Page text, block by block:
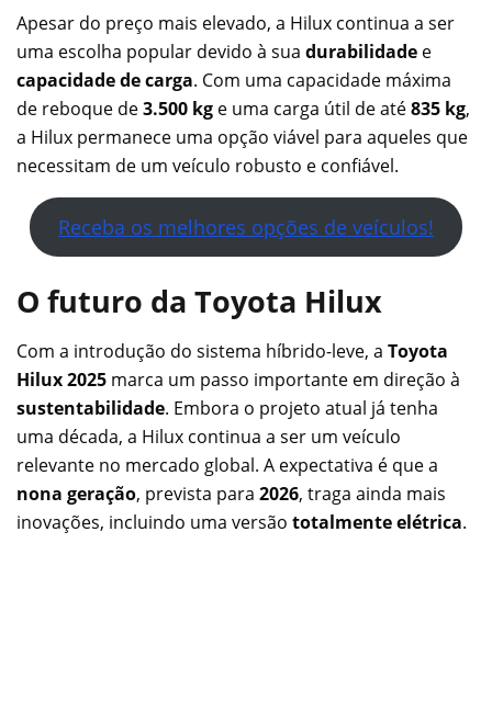
Apesar do preço mais elevado, a Hilux continua a ser
uma escolha popular devido à sua durabilidade e
capacidade de carga. Com uma capacidade máxima
de reboque de3.500 kg e uma carga útil de até835 kg,
a Hilux permanece uma opção viável para aqueles que
necessitam de um veículo robusto e confiável.
Receba os melhores opções de veículos!
O futuro da Toyota Hilux
Com a introdução do sistema híbrido-leve, a Toyota
Hilux 2025 marca um passo importante em direção à
sustentabilidade. Embora o projeto atual já tenha
uma década, a Hilux continua a ser um veículo
relevante no mercado global. A expectativa é que a
nona geração, prevista para 2026, traga ainda mais
inovações, incluindo uma versão totalmente elétrica.